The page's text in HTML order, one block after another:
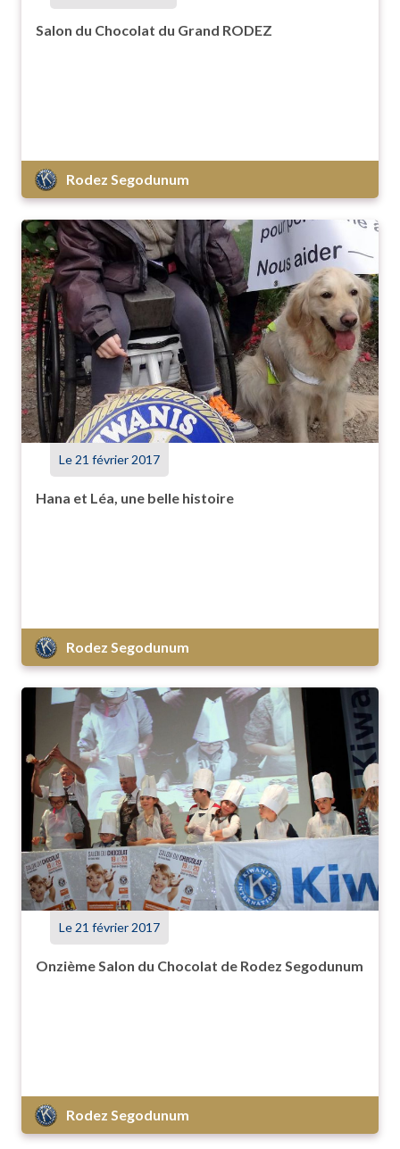
Salon du Chocolat du Grand RODEZ
Rodez Segodunum
Le 21 février 2017
Hana et Léa, une belle histoire
Rodez Segodunum
Le 21 février 2017
Onzième Salon du Chocolat de Rodez Segodunum
Rodez Segodunum